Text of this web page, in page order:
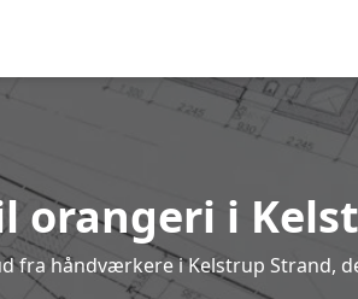
orangeri i
fra håndværkere i Kelstrup Strand,